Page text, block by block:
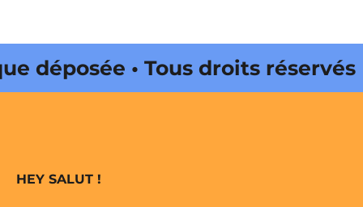
• Tous droits réservés •
HEY SALUT !